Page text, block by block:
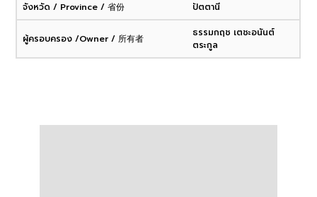
จังหวัด / Province / 省份
ปัตตานี
ผู้ครอบครอง /Owner / 所有者
ธรรมกฤช เตชะอนันต์
ตระกูล